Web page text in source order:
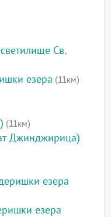
Св.
езера (11км)
(11км)
Джинджирица)
езера
езера